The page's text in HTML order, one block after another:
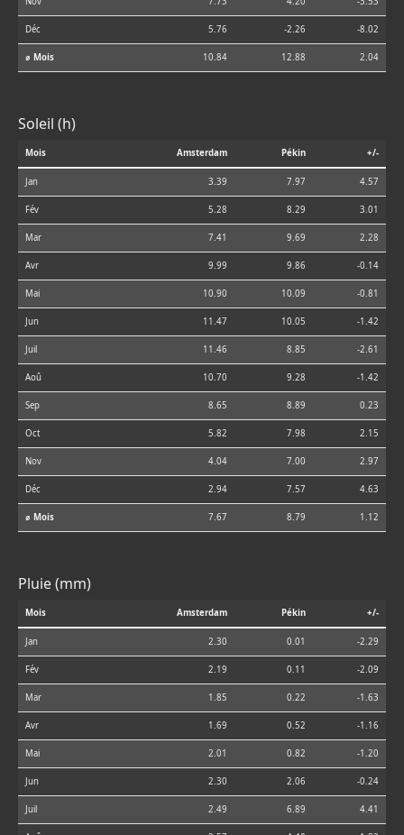
Déc 5.76 -2.26 -8.02
⌀ Mois 10.84 12.88 2.04
Soleil (h)
Mois Amsterdam Pékin +/-
Jan 3.39 7.97 4.57
Fév 5.28 8.29 3.01
Mar 7.41 9.69 2.28
Avr 9.99 9.86 -0.14
Mai 10.90 10.09 -0.81
Jun 11.47 10.05 -1.42
Juil 11.46 8.85 -2.61
Aoû 10.70 9.28 -1.42
Sep 8.65 8.89 0.23
Oct 5.82 7.98 2.15
Nov 4.04 7.00 2.97
Déc 2.94 7.57 4.63
⌀ Mois 7.67 8.79 1.12
Pluie (mm)
Mois Amsterdam Pékin +/-
Jan 2.30 0.01 -2.29
Fév 2.19 0.11 -2.09
Mar 1.85 0.22 -1.63
Avr 1.69 0.52 -1.16
Mai 2.01 0.82 -1.20
Jun 2.30 2.06 -0.24
Juil 2.49 6.89 4.41